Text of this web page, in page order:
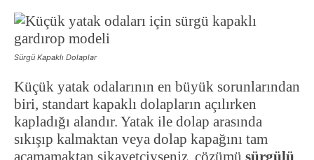
Sürgü Kapaklı Dolaplar
Küçük yatak odalarının en büyük sorunlarından
biri, standart kapaklı dolapların açılırken
kapladığı alandır. Yatak ile dolap arasında
sıkışıp kalmaktan veya dolap kapağını tam
açamamaktan şikayetçiyseniz, çözümü sürgülü